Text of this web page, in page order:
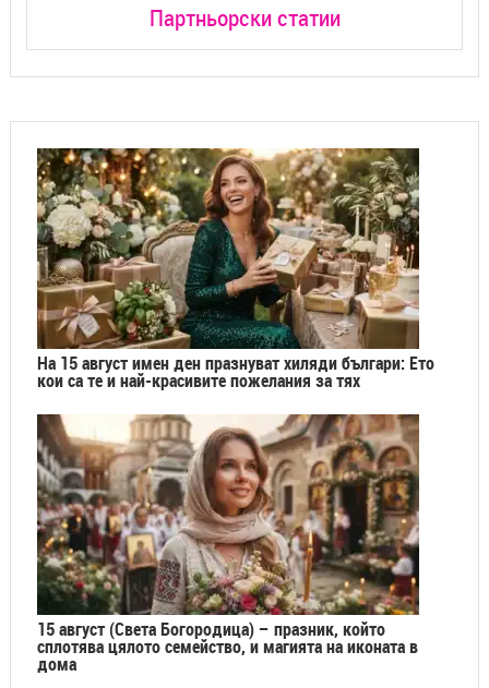
Партньорски статии
На 15 август имен ден празнуват хиляди българи: Ето
кои са те и най-красивите пожелания за тях
15 август (Света Богородица) – празник, който
сплотява цялото семейство, и магията на иконата в
дома